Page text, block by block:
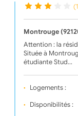
Montrouge
Attention : la
Située à
étudiante Stud…
Logements :
Disponibilités :